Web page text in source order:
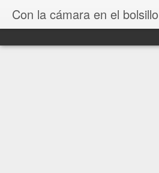
Con la cámara en el bolsillo